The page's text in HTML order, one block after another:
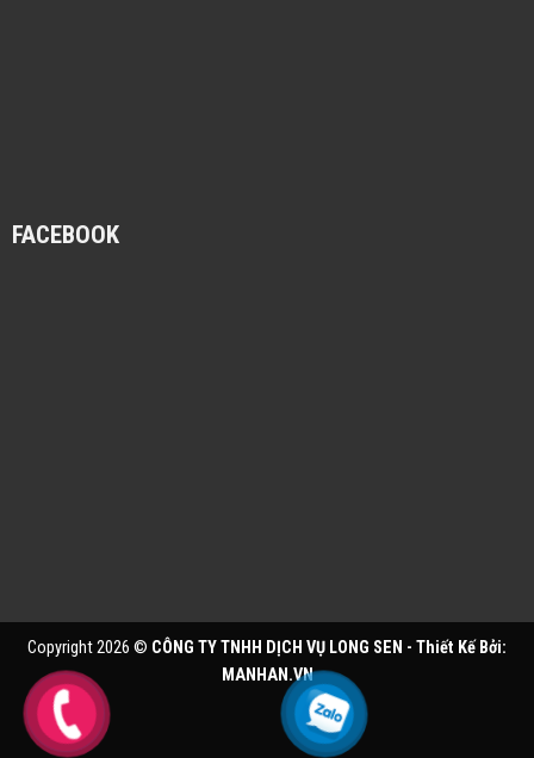
FACEBOOK
Copyright 2026 © CÔNG TY TNHH DỊCH VỤ LONG SEN - Thiết Kế Bởi:
MANHAN.VN